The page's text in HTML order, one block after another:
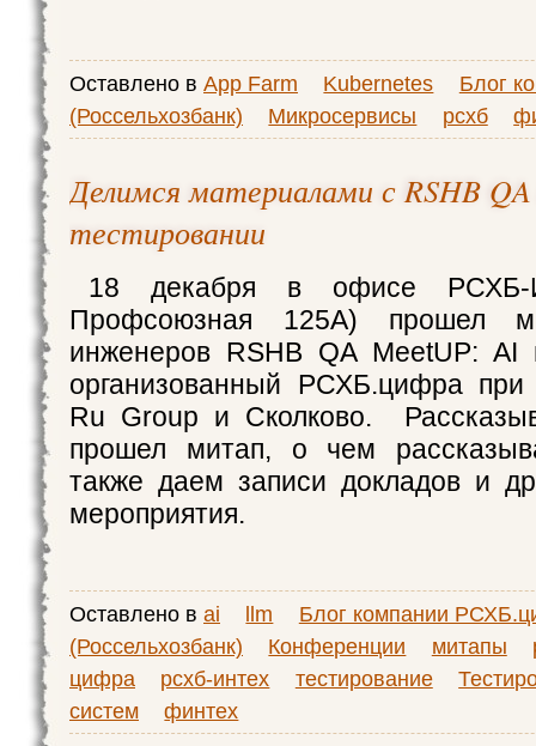
Оставлено в App Farm Kubernetes
Блог
(Россельхозбанк)
Микросервисы рсхб
Делимся материалами с RSHB
тестировании
18 декабря в офисе РСХБ-
Профсоюзная 125А) прошел
инженеров RSHB QA MeetUP: AI
организованный РСХБ.цифра при
Ru Group и Сколково.
прошел митап, о чем
также даем записи докладов и
мероприятия.
Оставлено в ai llm
Блог компании
(Россельхозбанк)
Конференции митапы
цифра
рсхб-интех тестирование
систем
финтех